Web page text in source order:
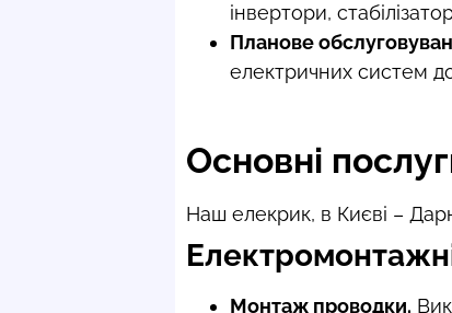
інвертори,
Планове
електричних систем
Основні
Наш елекрик, в Києві –
Монтаж проводки.